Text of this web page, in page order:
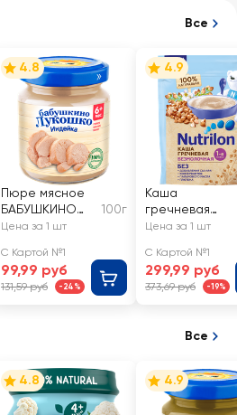
Все
4.8
Пюре мясное
БАБУШКИНО
ЛУКОШКО
месяцев
100г
Цена за 1 шт
С Картой №1
99,99 руб
131,59 руб -24%
4.9
Каша
гречневая
NUTRILON
4 месяцев
Цена за 1 шт
С Картой №1
299,99 руб
373,69 руб -19%
Все
4.8 4.9